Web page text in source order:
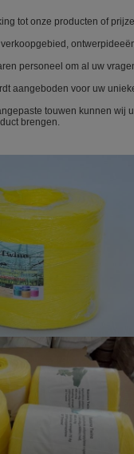
tot onze producten of
personeel om al uw
aangeboden voor uw
touwen kunnen wij
brengen.